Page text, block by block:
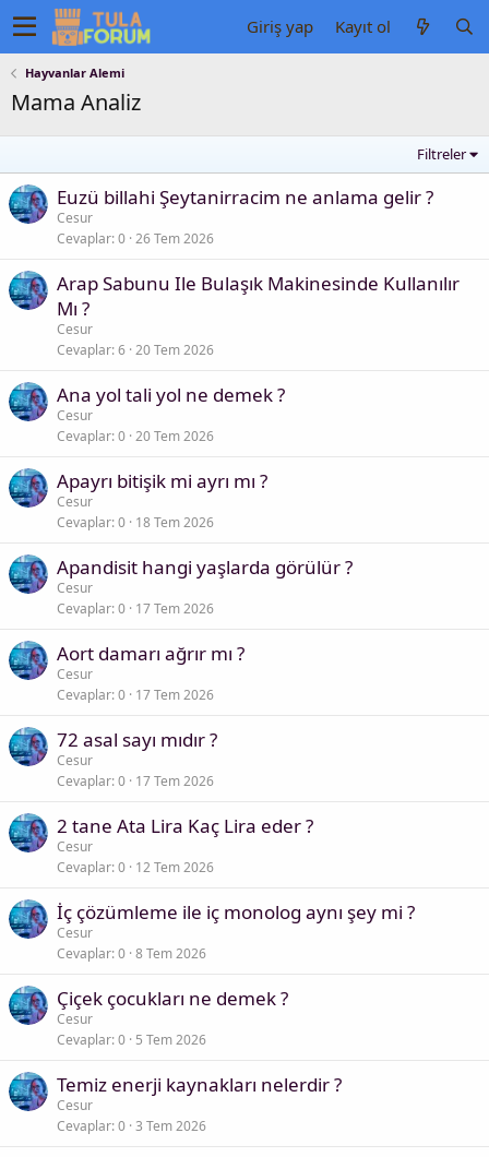
Giriş yap Kayıt ol
Hayvanlar Alemi
Mama Analiz
Filtreler
Euzü billahi Şeytanirracim ne anlama gelir ?
Cesur
Cevaplar 0 26 Tem 2026
Arap Sabunu Ile Bulaşık Makinesinde Kullanılır
Mı ?
Cesur
Cevaplar 6 20 Tem 2026
Ana yol tali yol ne demek ?
Cesur
Cevaplar 0 20 Tem 2026
Apayrı bitişik mi ayrı mı ?
Cesur
Cevaplar 0 18 Tem 2026
Apandisit hangi yaşlarda görülür ?
Cesur
Cevaplar 0 17 Tem 2026
Aort damarı ağrır mı ?
Cesur
Cevaplar 0 17 Tem 2026
72 asal sayı mıdır ?
Cesur
Cevaplar 0 17 Tem 2026
2 tane Ata Lira Kaç Lira eder ?
Cesur
Cevaplar 0 12 Tem 2026
İç çözümleme ile iç monolog aynı şey mi ?
Cesur
Cevaplar 0 8 Tem 2026
Çiçek çocukları ne demek ?
Cesur
Cevaplar 0 5 Tem 2026
Temiz enerji kaynakları nelerdir ?
Cesur
Cevaplar 0 3 Tem 2026